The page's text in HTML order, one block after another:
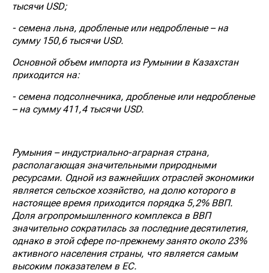
тысячи USD;
- семена льна, дробленые или недробленые – на
сумму 150,6 тысячи USD.
Основной объем импорта из Румынии в Казахстан
приходится на:
- семена подсолнечника, дробленые или недробленые
– на сумму 411,4 тысячи USD.
Румыния – индустриально-аграрная страна,
располагающая значительными природными
ресурсами. Одной из важнейших отраслей экономики
является сельское хозяйство, на долю которого в
настоящее время приходится порядка 5,2% ВВП.
Доля агропромышленного комплекса в ВВП
значительно сократилась за последние десятилетия,
однако в этой сфере по-прежнему занято около 23%
активного населения страны, что является самым
высоким показателем в ЕС.